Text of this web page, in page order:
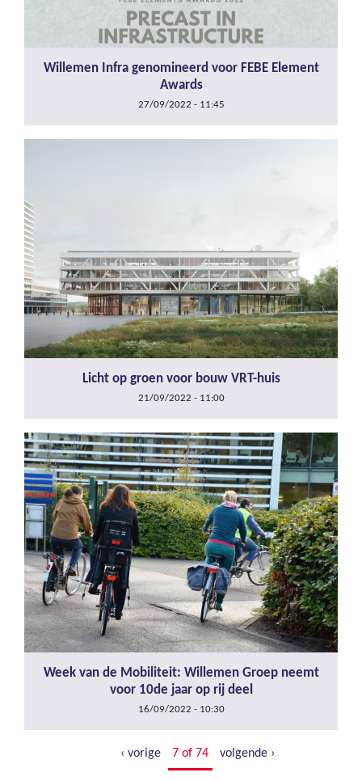
Willemen Infra genomineerd voor FEBE Element
Awards
27/09/2022 - 11:45
Licht op groen voor bouw VRT-huis
21/09/2022 - 11:00
Week van de Mobiliteit: Willemen Groep neemt
voor 10de jaar op rij deel
16/09/2022 - 10:30
‹ vorige 7 of 74 volgende ›